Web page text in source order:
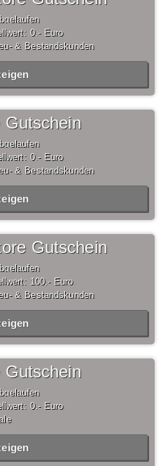
0,- Euro
& Bestandskunden
Gutschein
0,- Euro
& Bestandskunden
Gutschein
100,- Euro
& Bestandskunden
Gutschein
0,- Euro